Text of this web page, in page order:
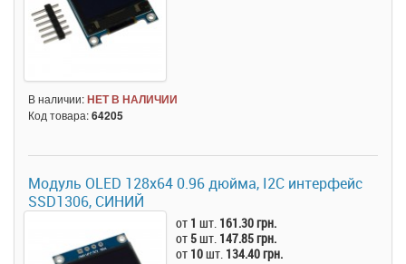
В наличии:НЕТ В НАЛИЧИИ
Код товара:64205
Модуль OLED 128x64 0.96 дюйма, I2C интерфейс
SSD1306, СИНИЙ
от 1 шт. 161.30 грн.
от 5шт. 147.85 грн.
от 10шт. 134.40 грн.